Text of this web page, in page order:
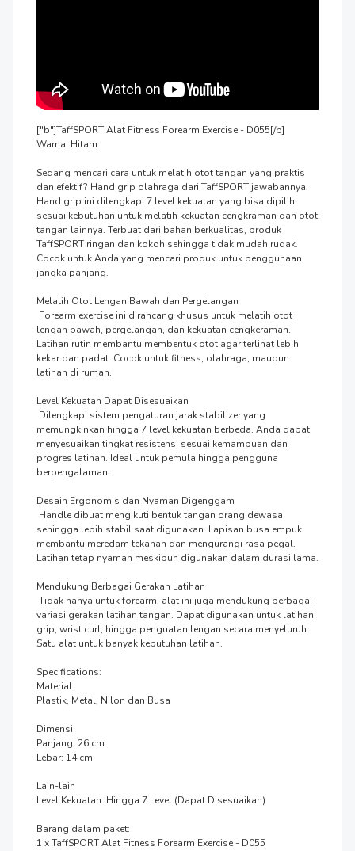
["b"]TaffSPORT Alat Fitness Forearm Exercise - D055[/b]
Warna: Hitam
Sedang mencari cara untuk melatih otot tangan yang praktis
dan efektif? Hand grip olahraga dari TaffSPORT jawabannya.
Hand grip ini dilengkapi 7 level kekuatan yang bisa dipilih
sesuai kebutuhan untuk melatih kekuatan cengkraman dan otot
tangan lainnya. Terbuat dari bahan berkualitas, produk
TaffSPORT ringan dan kokoh sehingga tidak mudah rudak.
Cocok untuk Anda yang mencari produk untuk penggunaan
jangka panjang.
Melatih Otot Lengan Bawah dan Pergelangan
lengan bawah, pergelangan, dan kekuatan cengkeraman.
Latihan rutin membantu membentuk otot agar terlihat lebih
kekar dan padat. Cocok untuk fitness, olahraga, maupun
latihan di rumah.
Level Kekuatan Dapat Disesuaikan
memungkinkan hingga 7 level kekuatan berbeda. Anda dapat
menyesuaikan tingkat resistensi sesuai kemampuan dan
progres latihan. Ideal untuk pemula hingga pengguna
berpengalaman.
Desain Ergonomis dan Nyaman Digenggam
sehingga lebih stabil saat digunakan. Lapisan busa empuk
membantu meredam tekanan dan mengurangi rasa pegal.
Latihan tetap nyaman meskipun digunakan dalam durasi lama.
Mendukung Berbagai Gerakan Latihan
variasi gerakan latihan tangan. Dapat digunakan untuk latihan
grip, wrist curl, hingga penguatan lengan secara menyeluruh.
Satu alat untuk banyak kebutuhan latihan.
Specifications:
Material
Plastik, Metal, Nilon dan Busa
Dimensi
Panjang: 26 cm
Lebar: 14 cm
Lain-lain
Level Kekuatan: Hingga 7 Level (Dapat Disesuaikan)
Barang dalam paket:
1 x TaffSPORT Alat Fitness Forearm Exercise - D055